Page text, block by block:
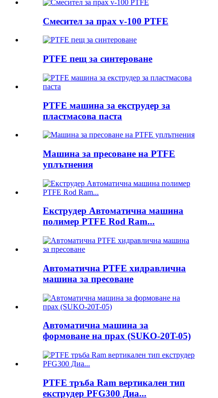
Смесител за прах v-100 PTFE
PTFE пещ за синтероване
PTFE машина за екструдер за
пластмасова паста
Машина за пресоване на PTFE
уплътнения
Екструдер Автоматична машина
полимер PTFE Rod Ram...
Автоматична PTFE хидравлична
машина за пресоване
Автоматична машина за
формоване на прах (SUKO-20T-05)
PTFE тръба Ram вертикален тип
екструдер PFG300 Диа...